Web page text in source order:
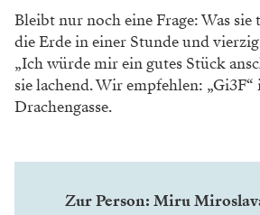
Bleibt nur noch eine Frage: Was
die Erde in einer Stunde und
„Ich würde mir ein gutes Stück
sie lachend. Wir empfehlen:
Drachengasse.
Zur Person: Miru